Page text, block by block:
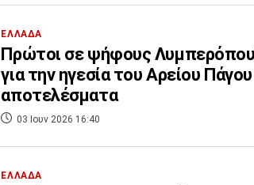
ΕΛΛΑΔΑ
Πρώτοι σε ψήφους
για την ηγεσία του Αρείου
αποτελέσματα
03 Ιουν 2026 16:40
ΕΛΛΑΔΑ